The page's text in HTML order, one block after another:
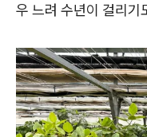
우 느려 수년이 걸리기